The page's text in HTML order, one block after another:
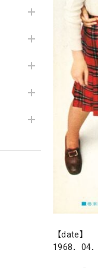
【date】
1968．04